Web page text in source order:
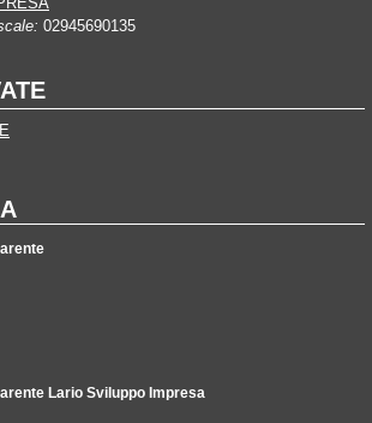
02945690135
Lario Sviluppo Impresa